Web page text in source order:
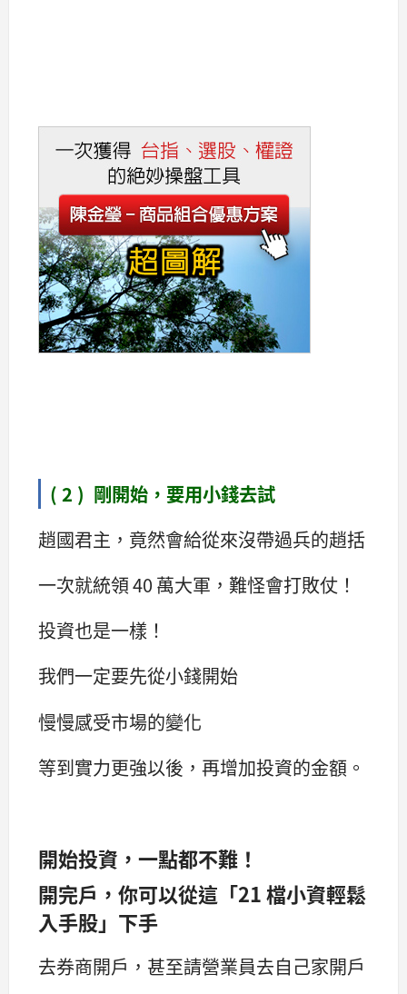
( 2 ) 剛開始，要用小錢去試
趙國君主，竟然會給從來沒帶過兵的趙括
一次就統領 40 萬大軍，難怪會打敗仗！
投資也是一樣！
我們一定要先從小錢開始
慢慢感受市場的變化
等到實力更強以後，再增加投資的金額。
開始投資，一點都不難！
開完戶，你可以從這「21 檔小資輕鬆
入手股」下手
去券商開戶，甚至請營業員去自己家開戶